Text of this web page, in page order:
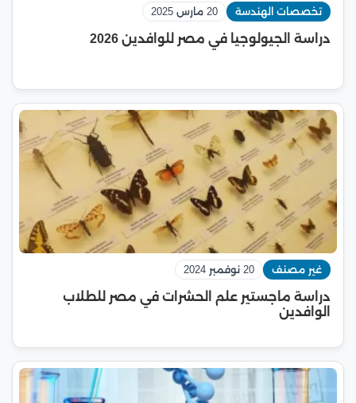
تخصصات الهندسة 20 مارس 2025
دراسة الجيولوجيا في مصر للوافدين 2026
غير مصنف 20 نوفمبر 2024
دراسة ماجستير علم الحشرات في مصر للطلاب
الوافدين